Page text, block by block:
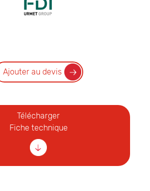
Ajouter au devis
Télécharger
Fiche technique